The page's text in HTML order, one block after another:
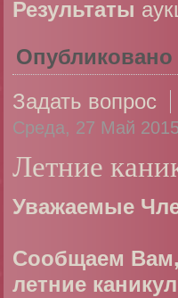
Результаты
Опубликовано
Задать вопрос
Среда, 27 Май
Летние
Уважаемые
Сообщаем
летние